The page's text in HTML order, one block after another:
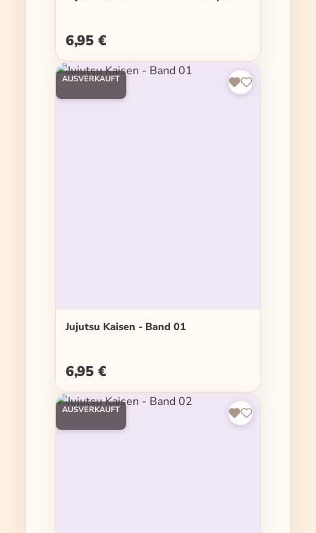
Regulärer Preis:
6,95 €
AUSVERKAUFT
Jujutsu Kaisen - Band 01
Regulärer Preis:
6,95 €
AUSVERKAUFT